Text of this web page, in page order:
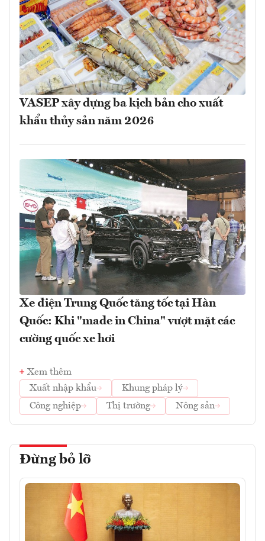
VASEP xây dựng ba kịch bản cho xuất
khẩu thủy sản năm 2026
Xe điện Trung Quốc tăng tốc tại Hàn
Quốc: Khi "made in China" vượt mặt các
cường quốc xe hơi
Xem thêm
Xuất nhập khẩu
Khung pháp lý
Công nghiệp
Thị trường Nông sản
Đừng bỏ lỡ